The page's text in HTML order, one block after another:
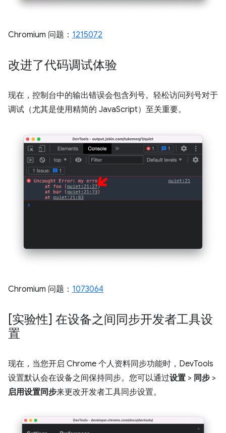
Chromium 问题： 1215072
改进了代码调试体验
现在，控制台中的输出错误会包含列号。轻松访问列号对于
调试（尤其是使用精简的 JavaScript）至关重要。
Chromium 问题： 1073064
[实验性] 在设备之间同步开发者工具设
置
现在，当您开启 Chrome 个人资料同步功能时，DevTools
设置默认会在设备之间保持同步。您可以通过设置 > 同步 >
启用设置同步来更改开发者工具同步设置。